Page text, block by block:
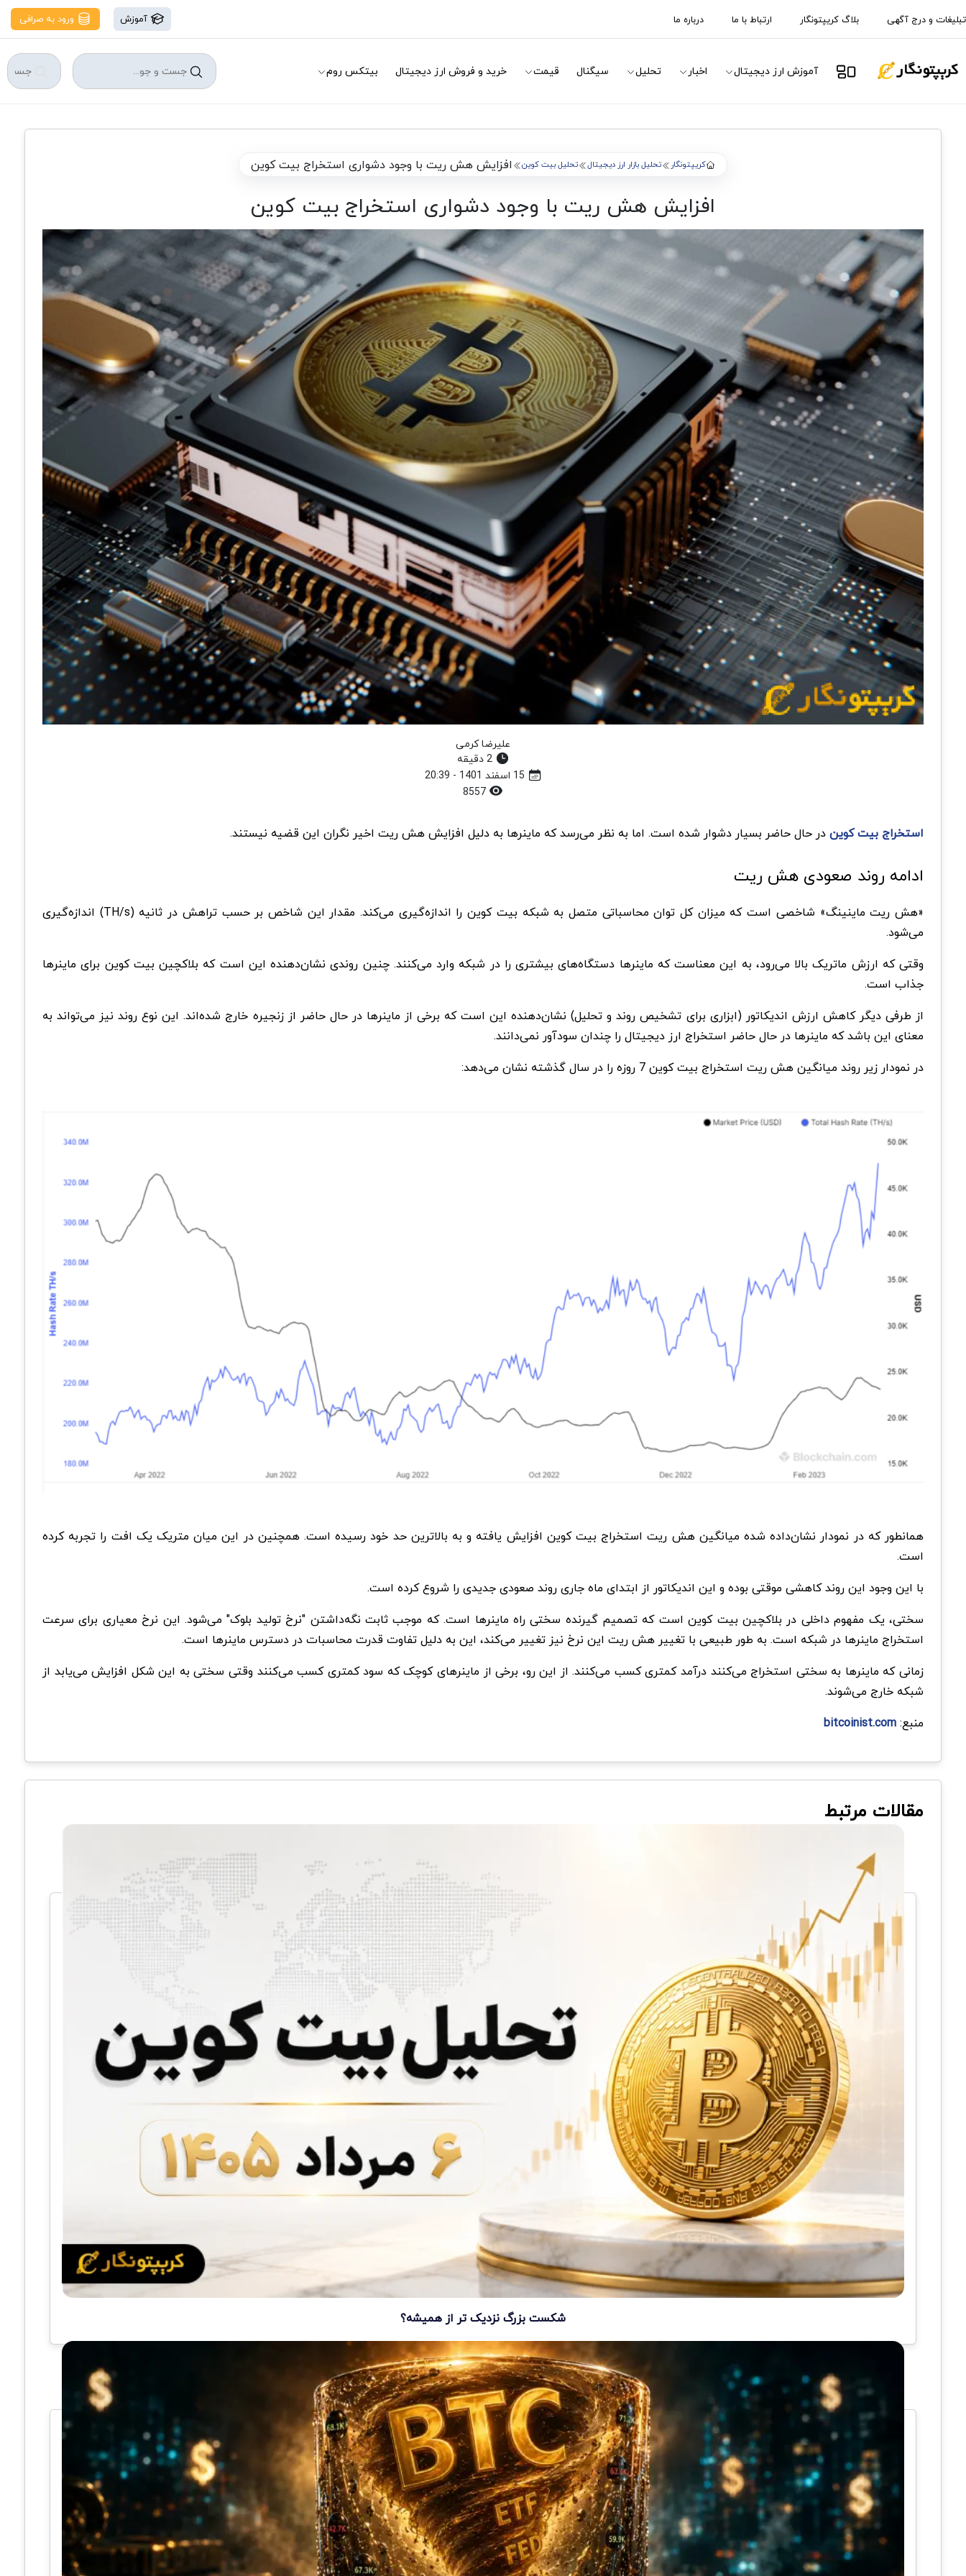
تبلیغات و درج آگهی بلاگ کریپتونگار ارتباط با ما درباره ما آموزش ورود به صرافی
آموزش ارز دیجیتال اخبار تحلیل سیگنال قیمت خرید و فروش ارز دیجیتال بیتکس روم
کریپتونگار تحلیل بازار ارز دیجیتال تحلیل بیت کوین افزایش هش ریت با وجود دشواری استخراج بیت کوین
افزایش هش ریت با وجود دشواری استخراج بیت کوین
علیرضا کرمی
2 دقیقه
استخراج بیت کویندر حال حاضر بسیار دشوار شده است. اما به نظر می‌رسد که ماینرها به دلیل افزایش هش ریت اخیر نگران این قضیه نیستند.
ادامه روند صعودی هش ریت
«هش ریت ماینینگ» شاخصی است که میزان کل توان محاسباتی متصل به شبکه بیت کوین را اندازه‌گیری می‌کند. مقدار این شاخص بر حسب تراهش در ثانیه (TH/s) اندازه‌گیری
می‌شود.
وقتی که ارزش ماتریک بالا می‌رود، به این معناست که ماینرها دستگاه‌های بیشتری را در شبکه وارد می‌کنند. چنین روندی نشان‌دهنده این است که بلاکچین بیت کوین برای ماینرها
جذاب است.
از طرفی دیگر کاهش ارزش اندیکاتور (ابزاری برای تشخیص روند و تحلیل) نشان‌دهنده این است که برخی از ماینرها در حال حاضر از زنجیره خارج شده‌اند. این نوع روند نیز می‌تواند به
معنای این باشد که ماینرها در حال حاضر استخراج ارز دیجیتال را چندان سودآور نمی‌دانند.
در نمودار زیر روند میانگین هش ریت استخراج بیت کوین 7 روزه را در سال گذشته نشان می‌دهد:
همانطور که در نمودار نشان‌‌داده شده میانگین هش ریت استخراج بیت کوین افزایش یافته و به بالاترین حد خود رسیده است. همچنین در این میان متریک یک افت را تجربه کرده
است.
با این وجود این روند کاهشی موقتی بوده و این اندیکاتور از ابتدای ماه جاری روند صعودی جدیدی را شروع کرده است.
سختی، یک مفهوم داخلی در بلاکچین بیت کوین است که تصمیم گیرنده سختی راه ماینرها است. که موجب ثابت نگه‌داشتن "نرخ تولید بلوک" می‌شود. این نرخ معیاری برای سرعت
استخراج ماینرها در شبکه است. به طور طبیعی با تغییر هش ریت این نرخ نیز تغییر می‌کند، این به دلیل تفاوت قدرت محاسبات در دسترس ماینرها است.
زمانی که ماینرها به سختی استخراج می‌کنند درآمد کمتری کسب می‌کنند. از این رو، برخی از ماینرهای کوچک که سود کمتری کسب می‌کنند وقتی سختی به این شکل افزایش می‌یابد از
شبکه خارج می‌شوند.
منبع:
مقالات مرتبط
شکست بزرگ نزدیک تر از همیشه؟